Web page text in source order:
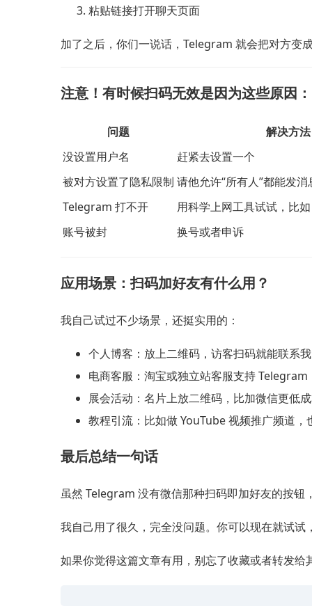
粘贴链接打开聊天页面
加了之后，你们一说话，Telegram 就会把对方变
注意！有时候扫码无效是因为这些原因：
问题
解决方法
没设置用户名
赶紧去设置一个
被对方设置了隐私限制 请他允许“所有人”都能发消
Telegram 打不开
用科学上网工具试试，比
账号被封
换号或者申诉
应用场景：扫码加好友有什么用？
我自己试过不少场景，还挺实用的：
个人博客：放上二维码，访客扫码就能联系我
电商客服：淘宝或独立站客服支持 Telegram
展会活动：名片上放二维码，比加微信更低
教程引流：比如做 YouTube 视频推广频道，
最后总结一句话
虽然 Telegram 没有微信那种扫码即加好友的按钮
我自己用了很久，完全没问题。你可以现在就试试
如果你觉得这篇文章有用，别忘了收藏或者转发